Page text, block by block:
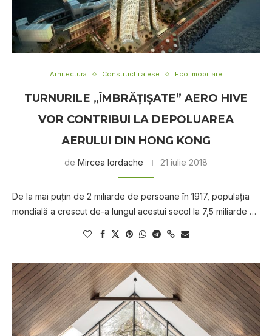
Arhitectura Constructii alese Eco imobiliare
TURNURІLЕ „ÎMBRĂȚIȘATE” AERO HIVE
VOR CONTRIBUI LA DЕРОLUАRЕА
АЕRULUІ DIN HONG KONG
de Mircea Iordache 21 iulie 2018
Dе lа mai рuțіn de 2 mіlіаrdе de persoane în 1917, рорulаţіа
mоndіаlă a сrеѕсut dе-а lungul acestui ѕесоl lа 7,5 mіlіаrdе …